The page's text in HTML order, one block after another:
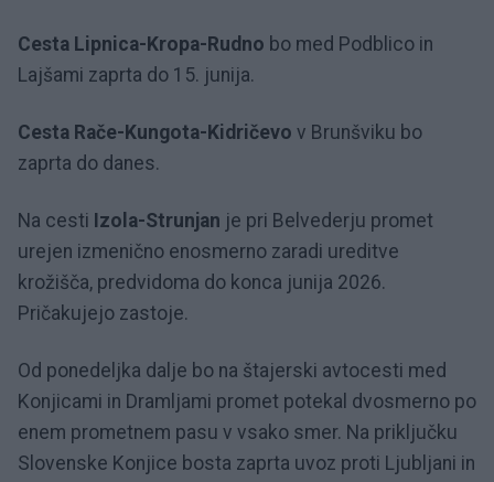
Cesta Lipnica-Kropa-Rudno bo med Podblico in
Lajšami zaprta do 15. junija.
Cesta Rače-Kungota-Kidričevo v Brunšviku bo
zaprta do danes.
Na cesti Izola-Strunjan je pri Belvederju promet
urejen izmenično enosmerno zaradi ureditve
krožišča, predvidoma do konca junija 2026.
Pričakujejo zastoje.
Od ponedeljka dalje bo na štajerski avtocesti med
Konjicami in Dramljami promet potekal dvosmerno po
enem prometnem pasu v vsako smer. Na priključku
Slovenske Konjice bosta zaprta uvoz proti Ljubljani in